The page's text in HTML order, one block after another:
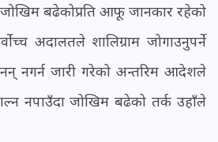
बढेकोप्रति आफू जानकार रहेको
अदालतले शालिग्राम जोगाउनुपर्ने
नगर्न जारी गरेको अन्तरिम आदेशले
नपाउँदा जोखिम बढेको तर्क उहाँले